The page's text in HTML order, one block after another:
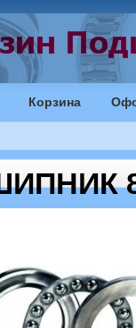
Корзина